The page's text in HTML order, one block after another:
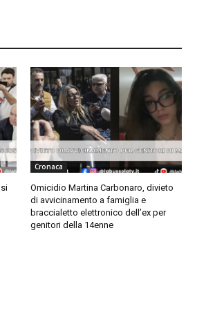
Cronaca
Omicidio Martina Carbonaro, divieto
di avvicinamento a famiglia e
braccialetto elettronico dell’ex per
genitori della 14enne